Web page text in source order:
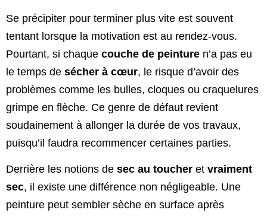
Se précipiter pour terminer plus vite est souvent
tentant lorsque la motivation est au rendez-vous.
Pourtant, si chaque couche de peinture n’a pas eu
le temps de sécher à cœur, le risque d’avoir des
problèmes comme les bulles, cloques ou craquelures
grimpe en flèche. Ce genre de défaut revient
soudainement à allonger la durée de vos travaux,
puisqu’il faudra recommencer certaines parties.
Derrière les notions de sec au toucher et vraiment
sec, il existe une différence non négligeable. Une
peinture peut sembler sèche en surface après